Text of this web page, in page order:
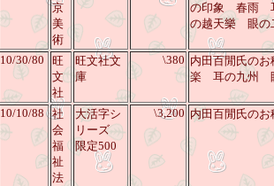
京
美
術
の印象 春雨
の越天樂 眼
10/30/80
旺
文
社
旺文社文
庫
\380 内田百閒氏の
楽 耳の九州
10/10/88
社
会
福
祉
法
大活字シ
リーズ
限定500
\3,200 内田百閒氏の